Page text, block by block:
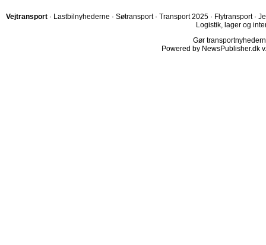
Vejtransport · Lastbilnyhederne · Søtransport · Transport 2025 · Flytransport ·
Logistik, lager og
Gør
Powered by NewsPublisher.dk